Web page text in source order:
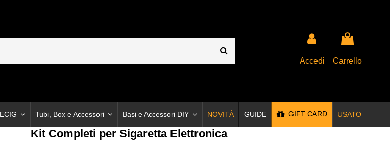
Accedi Carrello
Tubi, Box e Accessori Basi e Accessori DIY NOVITÀ GUIDE GIFT CARD USATO
Kit Completi per Sigaretta Elettronica